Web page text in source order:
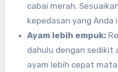
cabai merah.
kepedasan yang Anda
Ayam lebih empuk:
dahulu dengan sedikit
ayam lebih cepat